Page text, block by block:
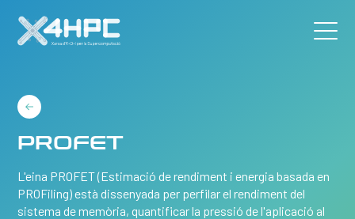
PROFET
L'eina PROFET (Estimació de rendiment i energia basada en
PROFiling) està dissenyada per perfilar el rendiment del
sistema de memòria, quantificar la pressió de l'aplicació al